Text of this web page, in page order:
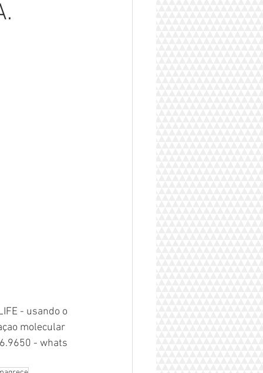
- usando o
molecular
- whats